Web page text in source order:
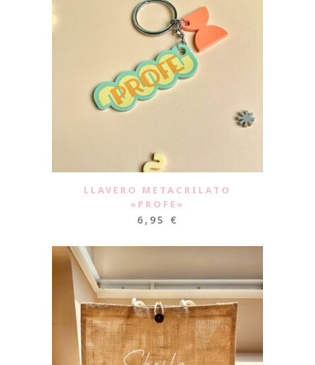
LLAVERO METACRILATO
«PROFE»
6,95 €